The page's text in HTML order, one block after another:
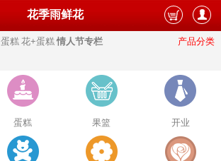
花季雨鲜花
蛋糕 花+蛋糕 情人节专栏 产品分类
蛋糕 果篮 开业